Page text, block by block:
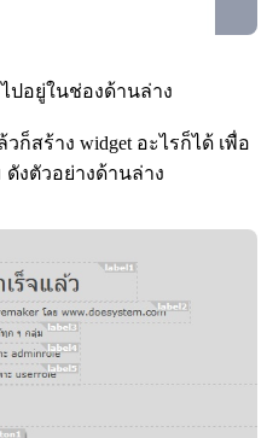
ไปอยู่ในช่องด้านล่าง
สร้าง widget อะไรก็ได้ เพื่อ
งตัวอย่างด้านล่าง